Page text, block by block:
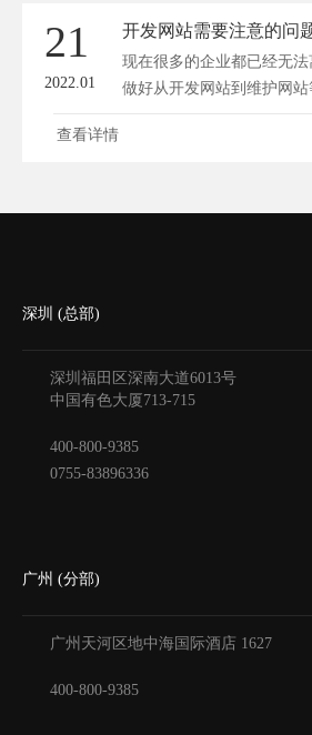
21
2022.01
开发网站需要注意的问
现在很多的企业都已经无
做好从开发网站到维护网
查看详情
深圳 (总部)
深圳福田区深南大道6013号
中国有色大厦713-715
400-800-9385
0755-83896336
广州 (分部)
广州天河区地中海国际酒店 1627
400-800-9385